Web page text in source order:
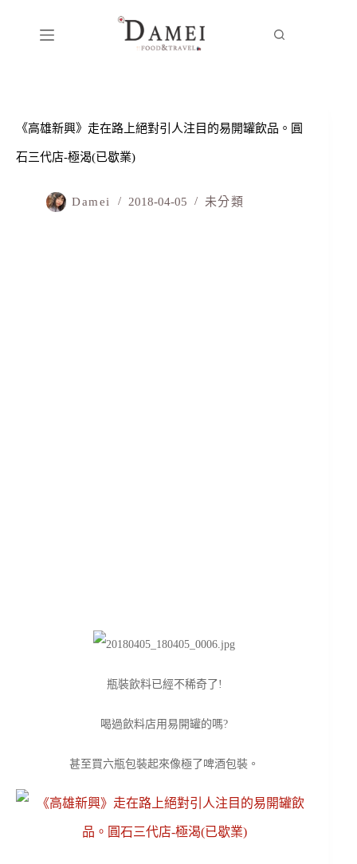
《高雄新興》走在路上絕對引人注目的易開罐飲品。圓
石三代店-極渴(已歇業)
Damei 2018-04-05 未分類
瓶裝飲料已經不稀奇了!
喝過飲料店用易開罐的嗎?
甚至買六瓶包裝起來像極了啤酒包裝。